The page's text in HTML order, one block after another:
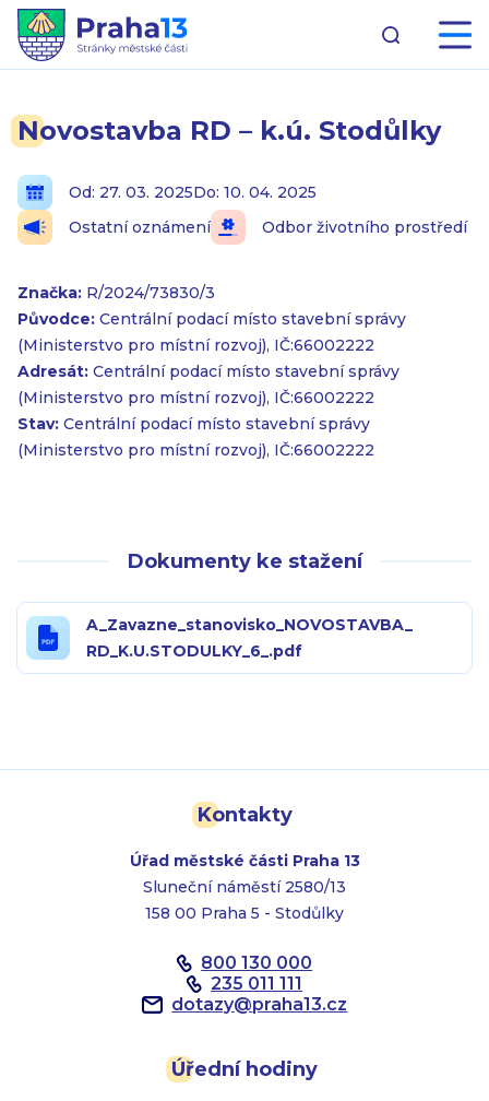
Novostavba RD – k.ú. Stodůlky
Od: 27. 03. 2025Do: 10. 04. 2025
Ostatní oznámení
Odbor životního prostředí
Značka: R/2024/73830/3
Původce: Centrální podací místo stavební správy
(Ministerstvo pro místní rozvoj), IČ:66002222
Adresát: Centrální podací místo stavební správy
(Ministerstvo pro místní rozvoj), IČ:66002222
Stav: Centrální podací místo stavební správy
(Ministerstvo pro místní rozvoj), IČ:66002222
Dokumenty ke stažení
A_Zavazne_stanovisko_NOVOSTAVBA_
RD_K.U.STODULKY_6_.pdf
Kontakty
Úřad městské části Praha 13
Sluneční náměstí 2580/13
158 00 Praha 5 - Stodůlky
800 130 000
235 011 111
dotazy@praha13.cz
Úřední hodiny